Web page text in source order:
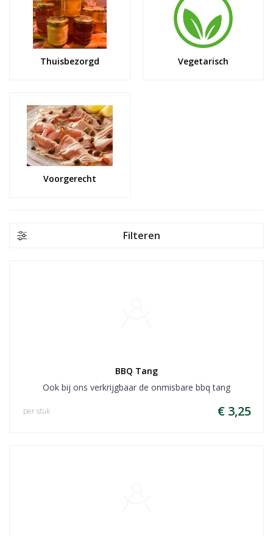
Thuisbezorgd Vegetarisch
Voorgerecht
Filteren
BBQ Tang
Ook bij ons verkrijgbaar de onmisbare bbq tang
€ 3,25
per stuk